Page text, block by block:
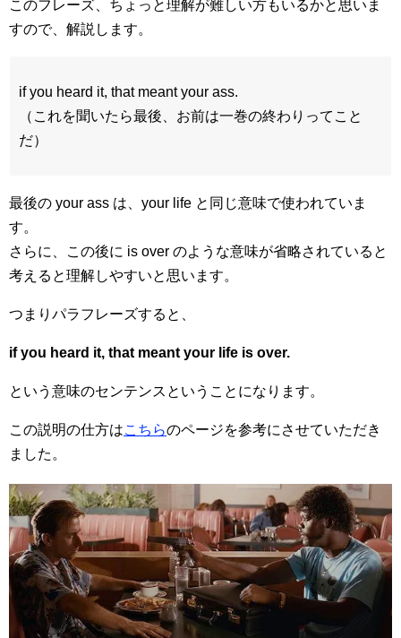
このフレーズ、ちょっと理解が難しい方もいるかと思いま
すので、解説します。
if you heard it, that meant your ass.
（これを聞いたら最後、お前は一巻の終わりってこと
だ）
最後の your ass は、your life と同じ意味で使われていま
す。
さらに、この後に is over のような意味が省略されていると
考えると理解しやすいと思います。
つまりパラフレーズすると、
if you heard it, that meant your life is over.
という意味のセンテンスということになります。
この説明の仕方はこちらのページを参考にさせていただき
ました。